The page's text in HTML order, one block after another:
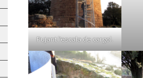
Pujant l’escala de cargol.